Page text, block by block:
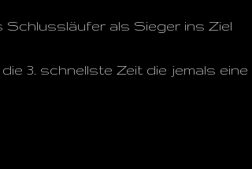
Schlussläufer als Sieger ins Ziel
3. schnellste Zeit die jemals eine